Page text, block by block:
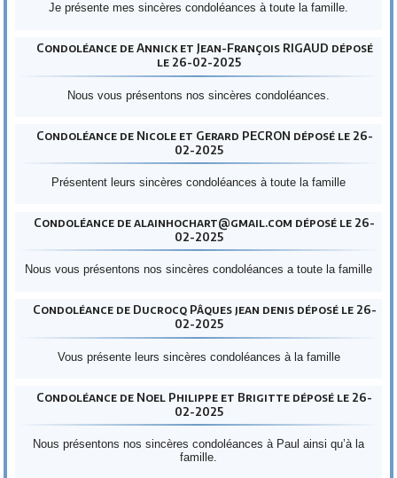
Je présente mes sincères condoléances à toute la famille.
Condoléance de Annick et Jean-François RIGAUD déposé
le 26-02-2025
Nous vous présentons nos sincères condoléances.
Condoléance de Nicole et Gerard PECRON déposé le 26-
02-2025
Présentent leurs sincères condoléances à toute la famille
Condoléance de alainhochart@gmail.com déposé le 26-
02-2025
Nous vous présentons nos sincères condoléances a toute la famille
Condoléance de Ducrocq Pâques jean denis déposé le 26-
02-2025
Vous présente leurs sincères condoléances à la famille
Condoléance de Noel Philippe et Brigitte déposé le 26-
02-2025
Nous présentons nos sincères condoléances à Paul ainsi qu’à la
famille.